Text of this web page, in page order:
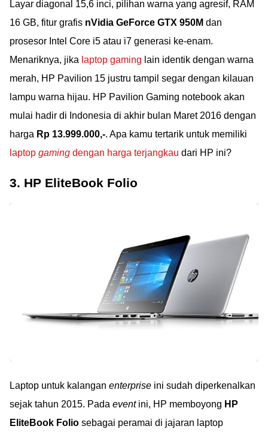
Layar diagonal 15,6 inci, pilihan warna yang agresif, RAM
16 GB, fitur grafis nVidia GeForce GTX 950M dan
prosesor Intel Core i5 atau i7 generasi ke-enam.
Menariknya, jika laptop gaming lain identik dengan warna
merah, HP Pavilion 15 justru tampil segar dengan kilauan
lampu warna hijau. HP Pavilion Gaming notebook akan
mulai hadir di Indonesia di akhir bulan Maret 2016 dengan
harga Rp 13.999.000,-. Apa kamu tertarik untuk memiliki
laptop gaming dengan harga terjangkau dari HP ini?
3. HP EliteBook Folio
Laptop untuk kalangan enterprise ini sudah diperkenalkan
sejak tahun 2015. Pada eventini, HP memboyong HP
EliteBook Folio sebagai peramai di jajaran laptop